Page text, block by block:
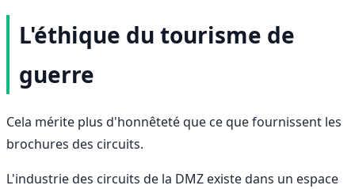
L'éthique du tourisme de
guerre
Cela mérite plus d'honnêteté que ce que fournissent les
brochures des circuits.
L'industrie des circuits de la DMZ existe dans un espace